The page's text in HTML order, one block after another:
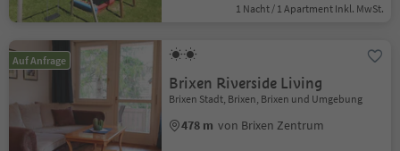
1 Nacht / 1 Apartment Inkl. MwSt.
Auf Anfrage
Brixen Riverside Living
Brixen Stadt, Brixen, Brixen und Umgebung
478 m von Brixen Zentrum